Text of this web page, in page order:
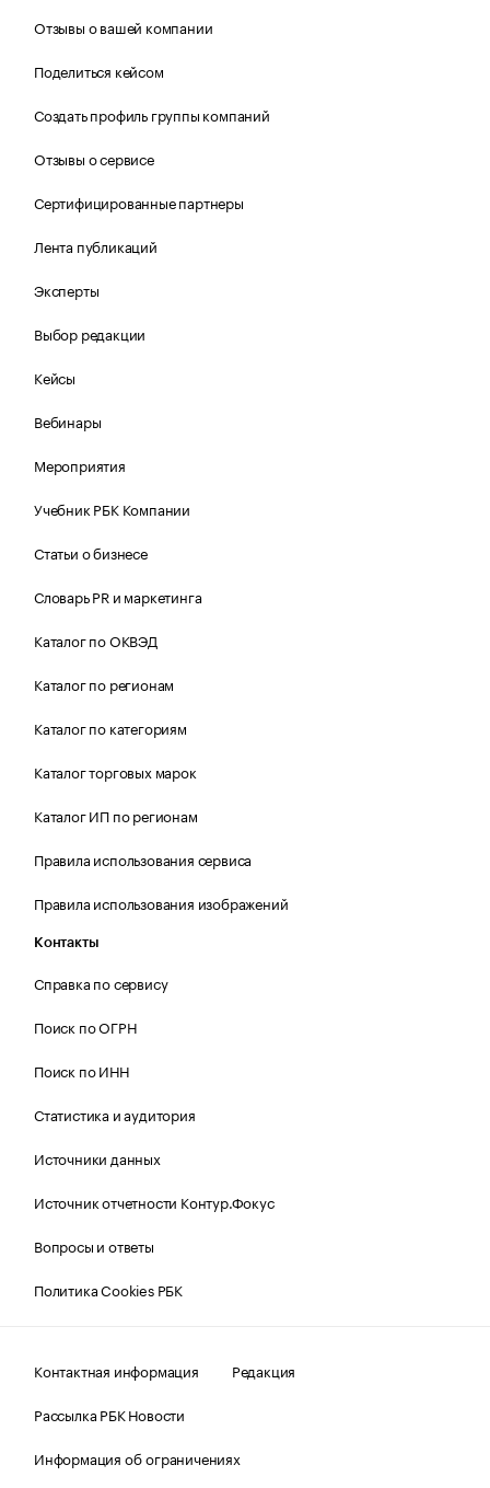
Отзывы о вашей компании
Поделиться кейсом
Создать профиль группы компаний
Отзывы о сервисе
Сертифицированные партнеры
Лента публикаций
Эксперты
Выбор редакции
Кейсы
Вебинары
Мероприятия
Учебник РБК Компании
Статьи о бизнесе
Словарь PR и маркетинга
Каталог по ОКВЭД
Каталог по регионам
Каталог по категориям
Каталог торговых марок
Каталог ИП по регионам
Правила использования сервиса
Правила использования изображений
Контакты
Справка по сервису
Поиск по ОГРН
Поиск по ИНН
Статистика и аудитория
Источники данных
Источник отчетности Контур.Фокус
Вопросы и ответы
Политика Cookies РБК
Контактная информация
Редакция
Рассылка РБК Новости
Информация об ограничениях